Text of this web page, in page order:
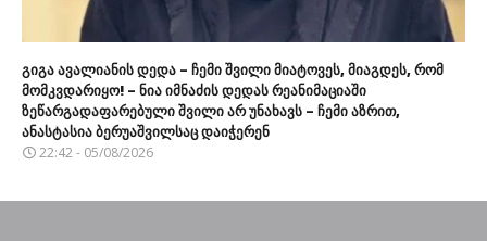
გიგა ავალიანის დედა – ჩემი შვილი მიატოვეს, მიაგდეს, რომ
მომკვდარიყო! – ნია იმნაძის დედას რეანიმაციაში
ზეწარგადაფარებული შვილი არ უნახავს – ჩემი აზრით,
ანასტასია ბერუაშვილსაც დაიჭერენ
22:42 - 05/08/2026